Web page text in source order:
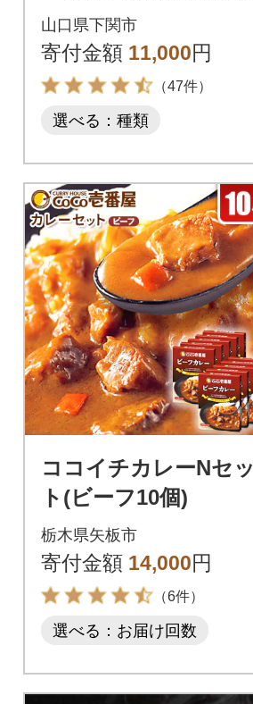
低糖質 塩分控えめ 12
食入り JC004
山口県下関市
寄付金額 11,000円
（47件）
選べる：種類
ココイチカレーNセッ
ト(ビーフ10個)
栃木県矢板市
寄付金額 14,000円
（6件）
選べる：お届け回数